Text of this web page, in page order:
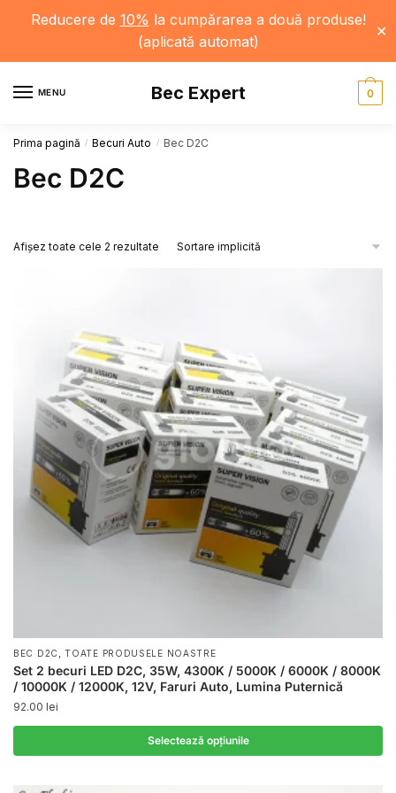
Reducere de 10% la cumpărarea a două produse!
(aplicată automat)
✕
MENU Bec Expert 0
Prima pagină / Becuri Auto / Bec D2C
Bec D2C
Afișez toate cele 2 rezultate
BEC D2C ,TOATE PRODUSELE NOASTRE
Set 2 becuri LED D2C, 35W, 4300K / 5000K / 6000K / 8000K
/ 10000K / 12000K, 12V, Faruri Auto, Lumina Puternică
92.00 lei
Selectează opțiunile
produs